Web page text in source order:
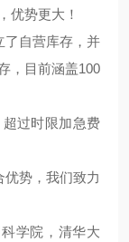
优势更大！
了自营库存，并
，目前涵盖100
过时限加急费
势，我们致力
学院，清华大